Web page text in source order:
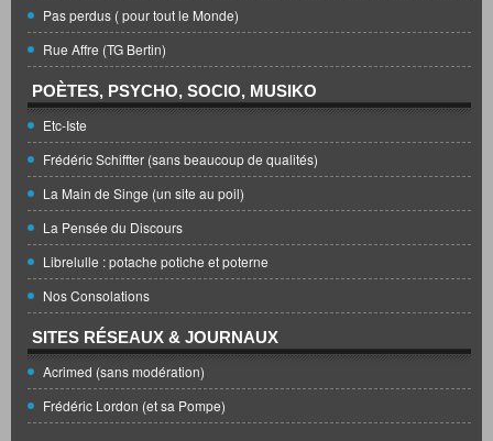
Pas perdus ( pour tout le Monde)
Rue Affre (TG Bertin)
POÈTES, PSYCHO, SOCIO, MUSIKO
Etc-Iste
Frédéric Schiffter (sans beaucoup de qualités)
La Main de Singe (un site au poil)
La Pensée du Discours
Librelulle : potache potiche et poterne
Nos Consolations
SITES RÉSEAUX & JOURNAUX
Acrimed (sans modération)
Frédéric Lordon (et sa Pompe)